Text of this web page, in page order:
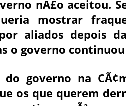
nÃ£o aceitou.
mostrar
aliados depois da
o governo
governo na
os que querem